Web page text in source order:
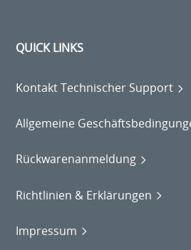
QUICK LINKS
Kontakt Technischer Support
Allgemeine
Rückwarenanmeldung
Richtlinien & Erklärungen
Impressum